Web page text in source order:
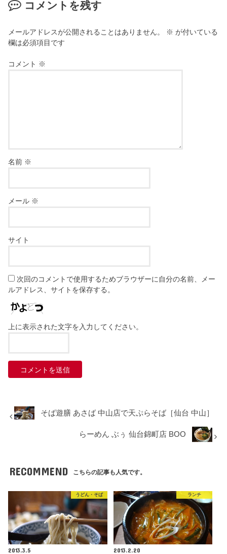
コメントを残す
メールアドレスが公開されることはありません。 ※ が付いている
欄は必須項目です
コメント ※
名前 ※
メール ※
サイト
次回のコメントで使用するためブラウザーに自分の名前、メー
ルアドレス、サイトを保存する。
上に表示された文字を入力してください。
そば遊膳 あさば 中山店で天ぷらそば［仙台 中山］
らーめん ぶぅ 仙台錦町店 BOO
RECOMMEND こちらの記事も人気です。
うどん・そば
2013.3.5
ランチ
2013.2.20